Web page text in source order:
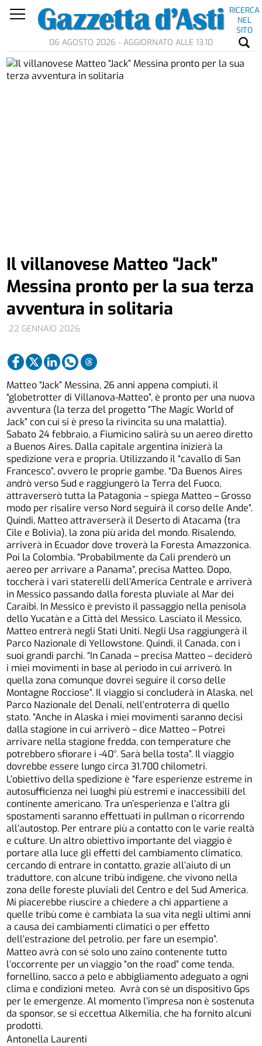
RICERCA
NEL
SITO
06 AGOSTO 2026 - AGGIORNATO ALLE 13.10
22 GENNAIO 2026
Il villanovese Matteo “Jack”
Messina pronto per la sua terza
avventura in solitaria
Matteo “Jack” Messina, 26 anni appena compiuti, il
“globetrotter di Villanova-Matteo”, è pronto per una nuova
avventura (la terza del progetto “The Magic World of
Jack” con cui si è preso la rivincita su una malattia).
Sabato 24 febbraio, a Fiumicino salirà su un aereo diretto
a Buenos Aires. Dalla capitale argentina inizierà la
spedizione vera e propria. Utilizzando il “cavallo di San
Francesco”, ovvero le proprie gambe. “Da Buenos Aires
andrò verso Sud e raggiungerò la Terra del Fuoco,
attraverserò tutta la Patagonia – spiega Matteo – Grosso
modo per risalire verso Nord seguirà il corso delle Ande”.
Quindi, Matteo attraverserà il Deserto di Atacama (tra
Cile e Bolivia), la zona più arida del mondo. Risalendo,
arriverà in Ecuador dove troverà la Foresta Amazzonica.
Poi la Colombia. “Probabilmente da Cali prenderò un
aereo per arrivare a Panama”, precisa Matteo. Dopo,
toccherà i vari staterelli dell’America Centrale e arriverà
in Messico passando dalla foresta pluviale al Mar dei
Caraibi. In Messico è previsto il passaggio nella penisola
dello Yucatàn e a Città del Messico. Lasciato il Messico,
Matteo entrerà negli Stati Uniti. Negli Usa raggiungerà il
Parco Nazionale di Yellowstone. Quindi, il Canada, con i
suoi grandi parchi. “In Canada – precisa Matteo – deciderò
i miei movimenti in base al periodo in cui arriverò. In
quella zona comunque dovrei seguire il corso delle
Montagne Rocciose”. Il viaggio si concluderà in Alaska, nel
Parco Nazionale del Denali, nell’entroterra di quello
stato. “Anche in Alaska i miei movimenti saranno decisi
dalla stagione in cui arriverò – dice Matteo – Potrei
arrivare nella stagione fredda, con temperature che
potrebbero sfiorare i -40°. Sarà bella tosta”. Il viaggio
dovrebbe essere lungo circa 31.700 chilometri.
L’obiettivo della spedizione è “fare esperienze estreme in
autosufficienza nei luoghi più estremi e inaccessibili del
continente americano. Tra un’esperienza e l’altra gli
spostamenti saranno effettuati in pullman o ricorrendo
all’autostop. Per entrare più a contatto con le varie realtà
e culture. Un altro obiettivo importante del viaggio è
portare alla luce gli effetti del cambiamento climatico,
cercando di entrare in contatto, grazie all’aiuto di un
traduttore, con alcune tribù indigene, che vivono nella
zona delle foreste pluviali del Centro e del Sud America.
Mi piacerebbe riuscire a chiedere a chi appartiene a
quelle tribù come è cambiata la sua vita negli ultimi anni
a causa dei cambiamenti climatici o per effetto
dell’estrazione del petrolio, per fare un esempio”.
Matteo avrà con sé solo uno zaino contenente tutto
l’occorrente per un viaggio “on the road” come tenda,
fornellino, sacco a pelo e abbigliamento adeguato a ogni
clima e condizioni meteo. Avrà con sè un dispositivo Gps
per le emergenze. Al momento l’impresa non è sostenuta
da sponsor, se si eccettua Alkemilia, che ha fornito alcuni
prodotti.
Antonella Laurenti